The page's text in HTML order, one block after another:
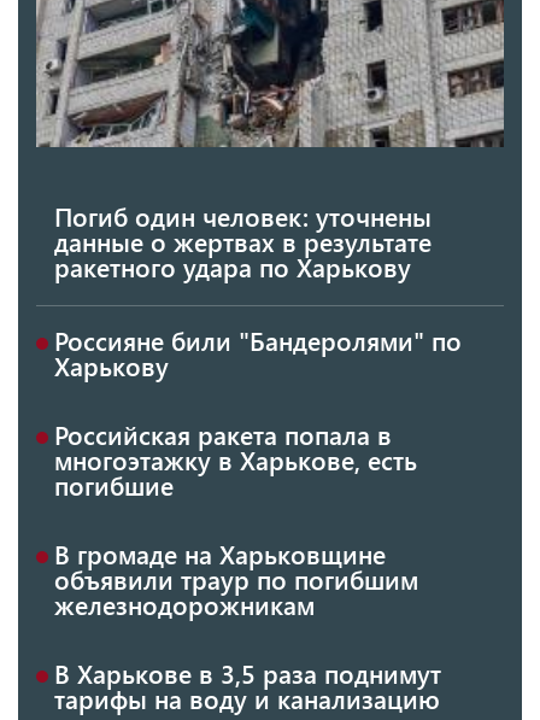
Погиб один человек: уточнены
данные о жертвах в результате
ракетного удара по Харькову
Россияне били "Бандеролями" по
Харькову
Российская ракета попала в
многоэтажку в Харькове, есть
погибшие
В громаде на Харьковщине
объявили траур по погибшим
железнодорожникам
В Харькове в 3,5 раза поднимут
тарифы на воду и канализацию